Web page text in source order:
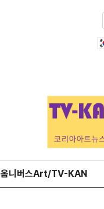
옴니버스Art/TV-KAN